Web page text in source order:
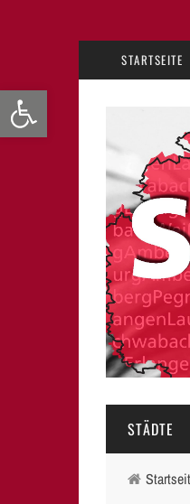
Werkzeugleiste öffnen
STARTSEITE
STÄDTE